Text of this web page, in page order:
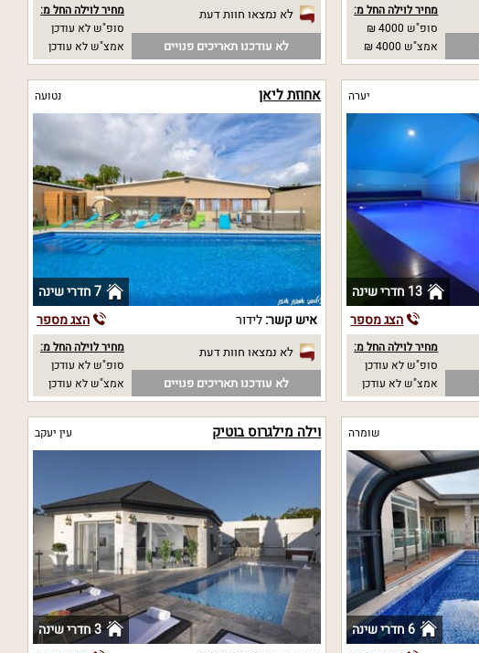
מחיר לוילה החל מ:
סופ"ש 4000 ₪
אמצ"ש 4000 ₪
לא נמצאו חוות דעת
לא עודכנו תאריכים פנויים
מחיר לוילה החל מ:
סופ"ש לא עודכן
אמצ"ש לא עודכן
יערה
13 חדרי שינה
הצג מספר
מחיר לוילה החל מ:
סופ"ש לא עודכן
אמצ"ש לא עודכן
אחוזת ליאן נטועה
7 חדרי שינה
איש קשר:לידור הצג מספר
לא נמצאו חוות דעת
לא עודכנו תאריכים פנויים
מחיר לוילה החל מ:
סופ"ש לא עודכן
אמצ"ש לא עודכן
שומרה
6 חדרי שינה
וילה מילגרוס בוטיק עין יעקב
3 חדרי שינה